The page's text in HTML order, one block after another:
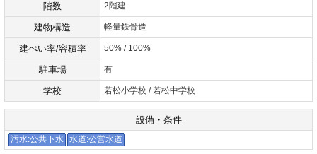
階数 2階建
建物構造 軽量鉄骨造
建ぺい率/容積率 50% / 100%
駐車場 有
学校 若松小学校 / 若松中学校
設備・条件
汚水:公共下水 水道:公営水道